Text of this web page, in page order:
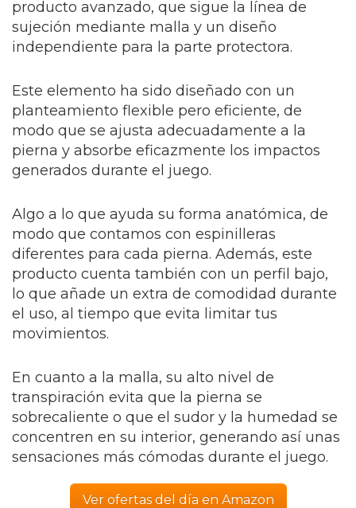
producto avanzado, que sigue la línea de
sujeción mediante malla y un diseño
independiente para la parte protectora.
Este elemento ha sido diseñado con un
planteamiento flexible pero eficiente, de
modo que se ajusta adecuadamente a la
pierna y absorbe eficazmente los impactos
generados durante el juego.
Algo a lo que ayuda su forma anatómica, de
modo que contamos con espinilleras
diferentes para cada pierna. Además, este
producto cuenta también con un perfil bajo,
lo que añade un extra de comodidad durante
el uso, al tiempo que evita limitar tus
movimientos.
En cuanto a la malla, su alto nivel de
transpiración evita que la pierna se
sobrecaliente o que el sudor y la humedad se
concentren en su interior, generando así unas
sensaciones más cómodas durante el juego.
Ver ofertas del día en Amazon